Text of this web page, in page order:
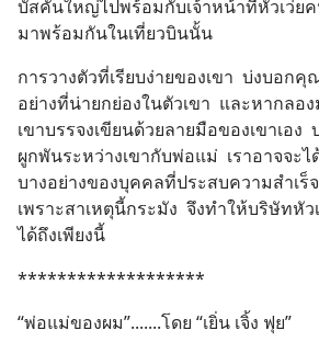
บัสคันใหญ่ไปพร้อมกับเจ้าหน้าที่หัวเว่ย
มาพร้อมกันในเที่ยวบินนั้น
การวางตัวที่เรียบง่ายของเขา  บ่งบอก
อย่างที่น่ายกย่องในตัวเขา  และหากลอ
เขาบรรจงเขียนด้วยลายมือของเขาเอง
ผูกพันระหว่างเขากับพ่อแม่  เราอาจจ
บางอย่างของบุคคลที่ประสบความสำเร็
เพราะสาเหตุนี้กระมัง  จึงทำให้บริษัทหั
ได้ถึงเพียงนี้
*******************
“พ่อแม่ของผม”.......โดย “เยิ่น เจิ้ง ฟุย”